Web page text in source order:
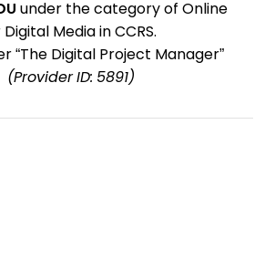
under the category of Online
Digital Media in CCRS.
“The Digital Project Manager”
(Provider ID: 5891)